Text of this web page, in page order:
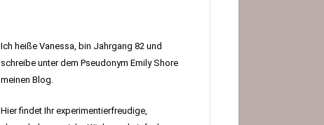
Ich heiße Vanessa, bin Jahrgang 82 und
schreibe unter dem Pseudonym Emily Shore
meinen Blog.
Hier findet Ihr experimentierfreudige,